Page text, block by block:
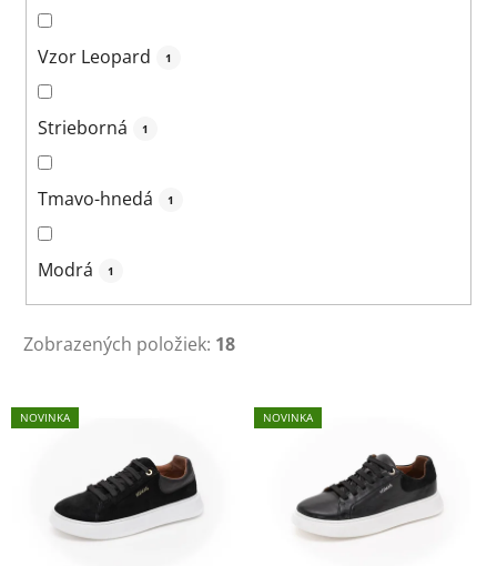
Vzor Leopard 1
Strieborná 1
Tmavo-hnedá 1
Modrá 1
Zobrazených položiek: 18
V
ý
NOVINKA NOVINKA